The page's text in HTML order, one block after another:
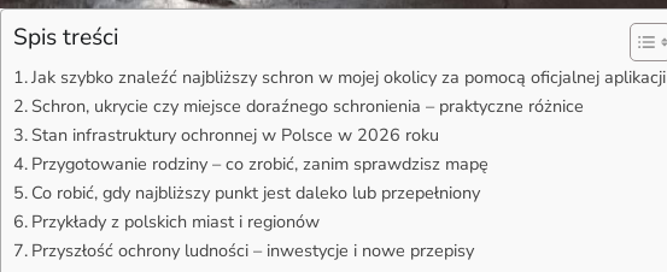
Spis treści
Jak szybko znaleźć najbliższy schron w mojej okolicy za pomocą oficjalnej aplikacji
Schron, ukrycie czy miejsce doraźnego schronienia – praktyczne różnice
Stan infrastruktury ochronnej w Polsce w 2026 roku
Przygotowanie rodziny – co zrobić, zanim sprawdzisz mapę
Co robić, gdy najbliższy punkt jest daleko lub przepełniony
Przykłady z polskich miast i regionów
Przyszłość ochrony ludności – inwestycje i nowe przepisy